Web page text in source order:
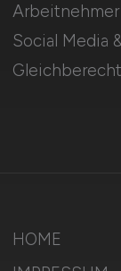
Social Media
HOME